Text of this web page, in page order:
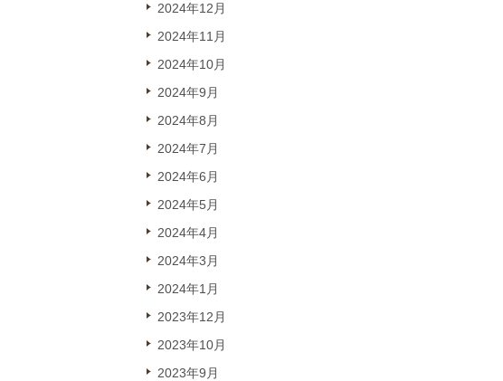
2024年12月
2024年11月
2024年10月
2024年9月
2024年8月
2024年7月
2024年6月
2024年5月
2024年4月
2024年3月
2024年1月
2023年12月
2023年10月
2023年9月